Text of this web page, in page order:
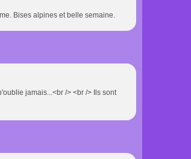
Bises alpines et belle semaine.
jamais...<br /> <br /> Ils sont